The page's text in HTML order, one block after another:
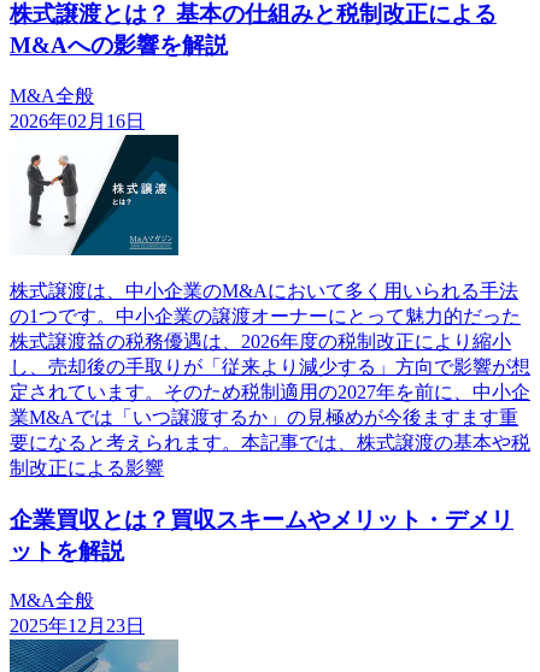
株式譲渡とは？ 基本の仕組みと税制改正による
M&Aへの影響を解説
M&A全般
2026年02月16日
株式譲渡は、中小企業のM&Aにおいて多く用いられる手法
の1つです。中小企業の譲渡オーナーにとって魅力的だった
株式譲渡益の税務優遇は、2026年度の税制改正により縮小
し、売却後の手取りが「従来より減少する」方向で影響が想
定されています。そのため税制適用の2027年を前に、中小企
業M&Aでは「いつ譲渡するか」の見極めが今後ますます重
要になると考えられます。本記事では、株式譲渡の基本や税
制改正による影響
企業買収とは？買収スキームやメリット・デメリ
ットを解説
M&A全般
2025年12月23日